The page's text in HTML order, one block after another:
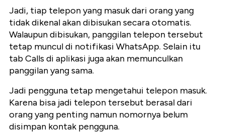
Jadi, tiap telepon yang masuk dari orang yang
tidak dikenal akan dibisukan secara otomatis.
Walaupun dibisukan, panggilan telepon tersebut
tetap muncul di notifikasi WhatsApp. Selain itu
tab Calls di aplikasi juga akan memunculkan
panggilan yang sama.
Jadi pengguna tetap mengetahui telepon masuk.
Karena bisa jadi telepon tersebut berasal dari
orang yang penting namun nomornya belum
disimpan kontak pengguna.